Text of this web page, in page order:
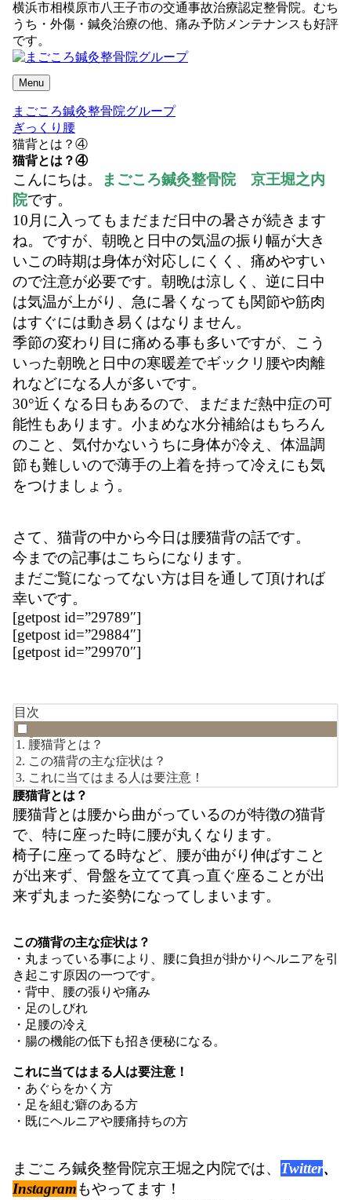
横浜市相模原市八王子市の交通事故治療認定整骨院。むち
うち・外傷・鍼灸治療の他、痛み予防メンテナンスも好評
です。
Menu
まごころ鍼灸整骨院グループ
ぎっくり腰
猫背とは？④
猫背とは？④
こんにちは。
まごころ鍼灸整骨院 京王堀之内
院です。
10月に入ってもまだまだ日中の暑さが続きます
ね。ですが、朝晩と日中の気温の振り幅が大き
いこの時期は身体が対応しにくく、痛めやすい
ので注意が必要です。朝晩は涼しく、逆に日中
は気温が上がり、急に暑くなっても関節や筋肉
はすぐには動き易くはなりません。
季節の変わり目に痛める事も多いですが、こう
いった朝晩と日中の寒暖差でギックリ腰や肉離
れなどになる人が多いです。
30°近くなる日もあるので、まだまだ熱中症の可
能性もあります。 小まめな水分補給はもちろん
のこと、気付かないうちに身体が冷え、体温調
節も難しいので薄手の上着を持って冷えにも気
をつけましょう。
さて、猫背の中から今日は腰猫背の話です。
今までの記事はこちらになります。
まだご覧になってない方は目を通して頂ければ
幸いです。
[getpost id=”29789″]
[getpost id=”29884″]
[getpost id=”29970″]
目次
腰猫背とは？
この猫背の主な症状は？
これに当てはまる人は要注意！
腰猫背とは？
腰猫背とは腰から曲がっているのが特徴の猫背
で、特に座った時に腰が丸くなります。
椅子に座ってる時など、腰が曲がり伸ばすこと
が出来ず、骨盤を立てて真っ直ぐ座ることが出
来ず丸まった姿勢になってしまいます。
この猫背の主な症状は？
・丸まっている事により、腰に負担が掛かりヘルニアを引
き起こす原因の一つです。
・背中、腰の張りや痛み
・足のしびれ
・足腰の冷え
・腸の機能の低下も招き便秘になる。
これに当てはまる人は要注意！
・あぐらをかく方
・足を組む癖のある方
・既にヘルニアや腰痛持ちの方
まごころ鍼灸整骨院京王堀之内院では、 Twitter、
Instagramもやってます！